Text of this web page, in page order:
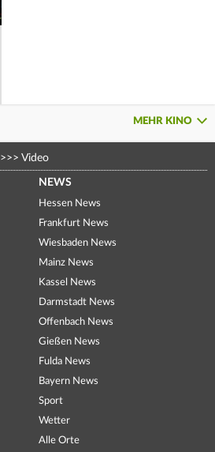
MEHR KINO
>>> Video
NEWS
Hessen News
Frankfurt News
Wiesbaden News
Mainz News
Kassel News
Darmstadt News
Offenbach News
Gießen News
Fulda News
Bayern News
Sport
Wetter
Alle Orte